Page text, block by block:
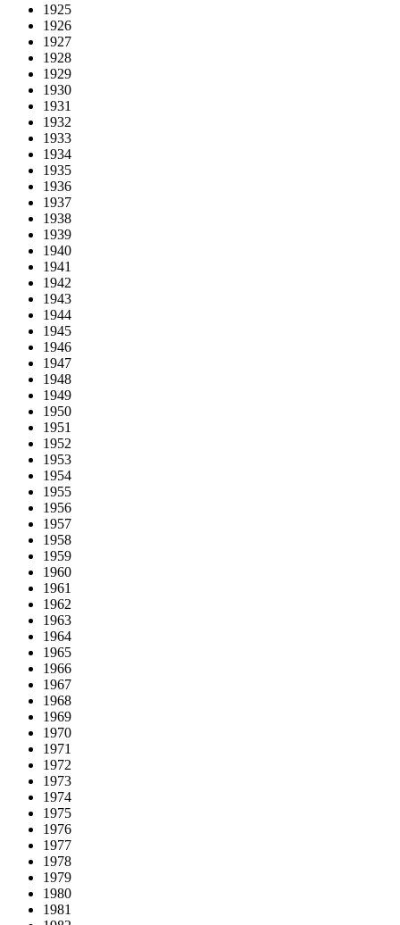
1925
1926
1927
1928
1929
1930
1931
1932
1933
1934
1935
1936
1937
1938
1939
1940
1941
1942
1943
1944
1945
1946
1947
1948
1949
1950
1951
1952
1953
1954
1955
1956
1957
1958
1959
1960
1961
1962
1963
1964
1965
1966
1967
1968
1969
1970
1971
1972
1973
1974
1975
1976
1977
1978
1979
1980
1981